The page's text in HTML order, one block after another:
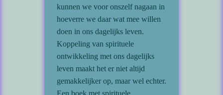
kunnen we voor onszelf nagaan in
hoeverre we daar wat mee willen
doen in ons dagelijks leven.
Koppeling van spirituele
ontwikkeling met ons dagelijks
leven maakt het er niet altijd
gemakkelijker op, maar wel echter.
Een boek met spirituele